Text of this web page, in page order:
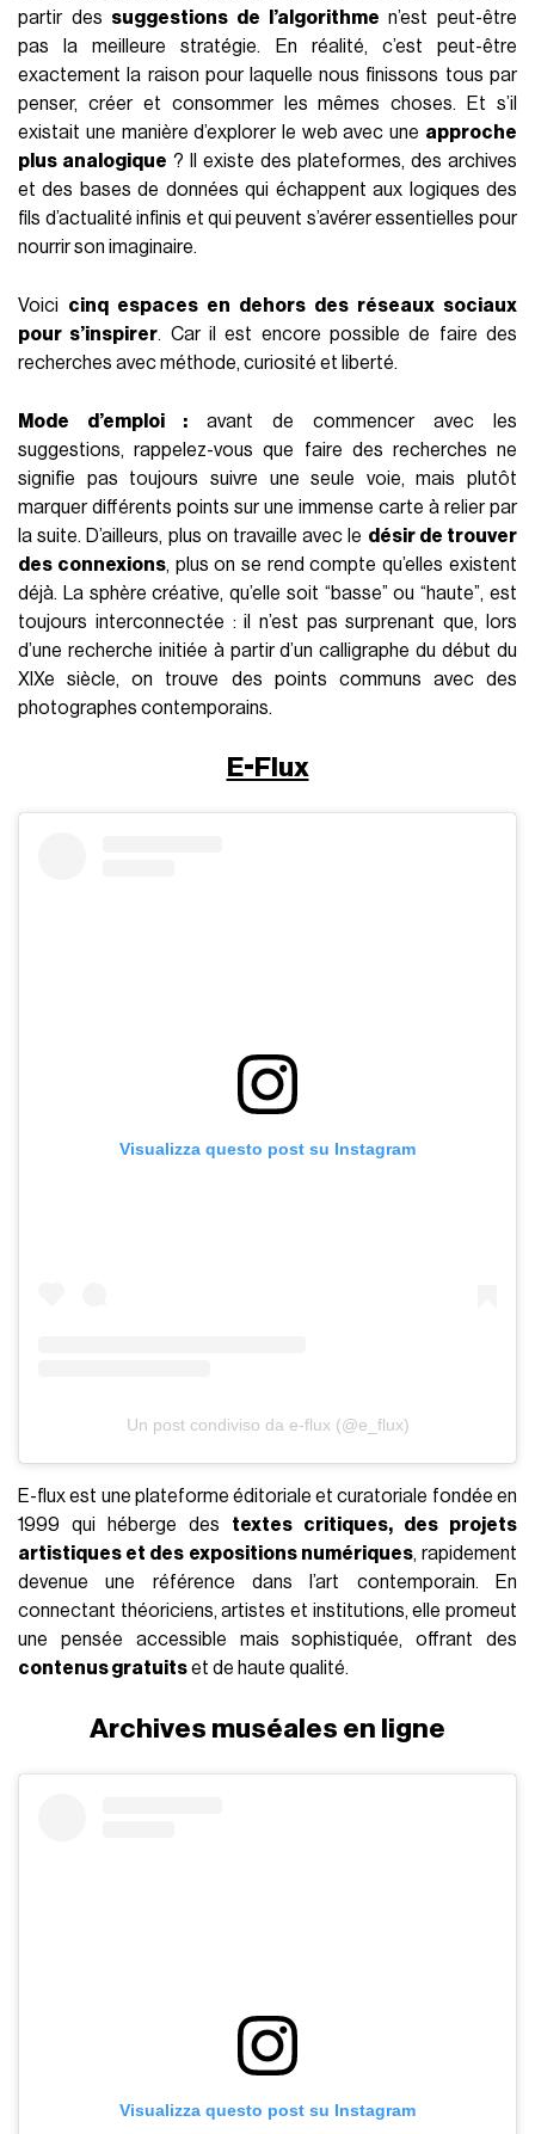
partir des suggestions de l’algorithme n’est peut-être
pas la meilleure stratégie. En réalité, c’est peut-être
exactement la raison pour laquelle nous finissons tous par
penser, créer et consommer les mêmes choses. Et s’il
existait une manière d’explorer le web avec une approche
plus analogique ? Il existe des plateformes, des archives
et des bases de données qui échappent aux logiques des
fils d’actualité infinis et qui peuvent s’avérer essentielles pour
nourrir son imaginaire.
Voici cinq espaces en dehors des réseaux sociaux
pour s’inspirer. Car il est encore possible de faire des
recherches avec méthode, curiosité et liberté.
Mode d’emploi : avant de commencer avec les
suggestions, rappelez-vous que faire des recherches ne
signifie pas toujours suivre une seule voie, mais plutôt
marquer différents points sur une immense carte à relier par
la suite. D’ailleurs, plus on travaille avec le désir de trouver
des connexions, plus on se rend compte qu’elles existent
déjà. La sphère créative, qu’elle soit “basse” ou “haute”, est
toujours interconnectée : il n’est pas surprenant que, lors
d’une recherche initiée à partir d’un calligraphe du début du
XIXe siècle, on trouve des points communs avec des
photographes contemporains.
E-Flux
Visualizza questo post su Instagram
Un post condiviso da e-flux (@e_flux)
E-flux est une plateforme éditoriale et curatoriale fondée en
1999 qui héberge des textes critiques, des projets
artistiques et des expositions numériques, rapidement
devenue une référence dans l’art contemporain. En
connectant théoriciens, artistes et institutions, elle promeut
une pensée accessible mais sophistiquée, offrant des
contenus gratuitset de haute qualité.
Archives muséales en ligne
Visualizza questo post su Instagram